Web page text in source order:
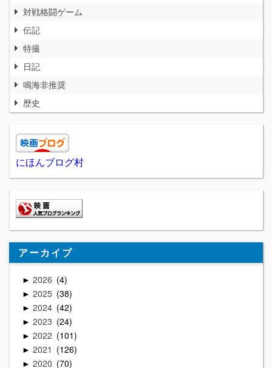
対戦格闘ゲーム
伝記
特撮
日記
鳴海非推奨
歴史
にほんブログ村
アーカイブ
► 2026 4
► 2025 38
► 2024 42
► 2023 24
► 2022 101
► 2021 126
► 2020 70